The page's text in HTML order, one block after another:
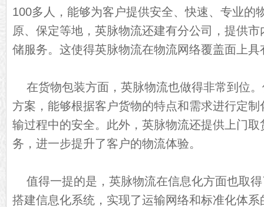
100多人，能够为客户提供安全、快速、专业的
原、保定等地，英脉物流还建有分公司，提供
储服务。这使得英脉物流在物流网络覆盖面上
在货物包装方面，英脉物流也做得非常到位
方案，能够根据客户货物的特点和需求进行定
输过程中的安全。此外，英脉物流还提供上门
务，进一步提升了客户的物流体验。
值得一提的是，英脉物流在信息化方面也取
搭建信息化系统，实现了运输网络和标准化体